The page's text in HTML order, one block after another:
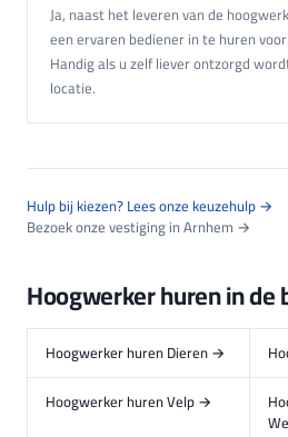
Ja, naast het leveren van de
een ervaren bediener in te huren
Handig als u zelf liever ontzorgd
locatie.
Hulp bij kiezen? Lees onze keuzehulp →
Bezoek onze vestiging in Arnhem →
Hoogwerker huren in de
Hoogwerker huren Dieren →
Hoogwerker huren Velp →